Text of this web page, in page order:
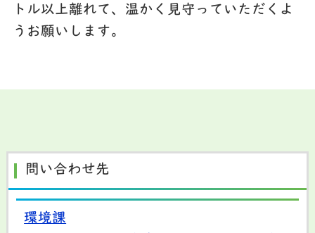
トル以上離れて、温かく見守っていただくよ
うお願いします。
問い合わせ先
環境課